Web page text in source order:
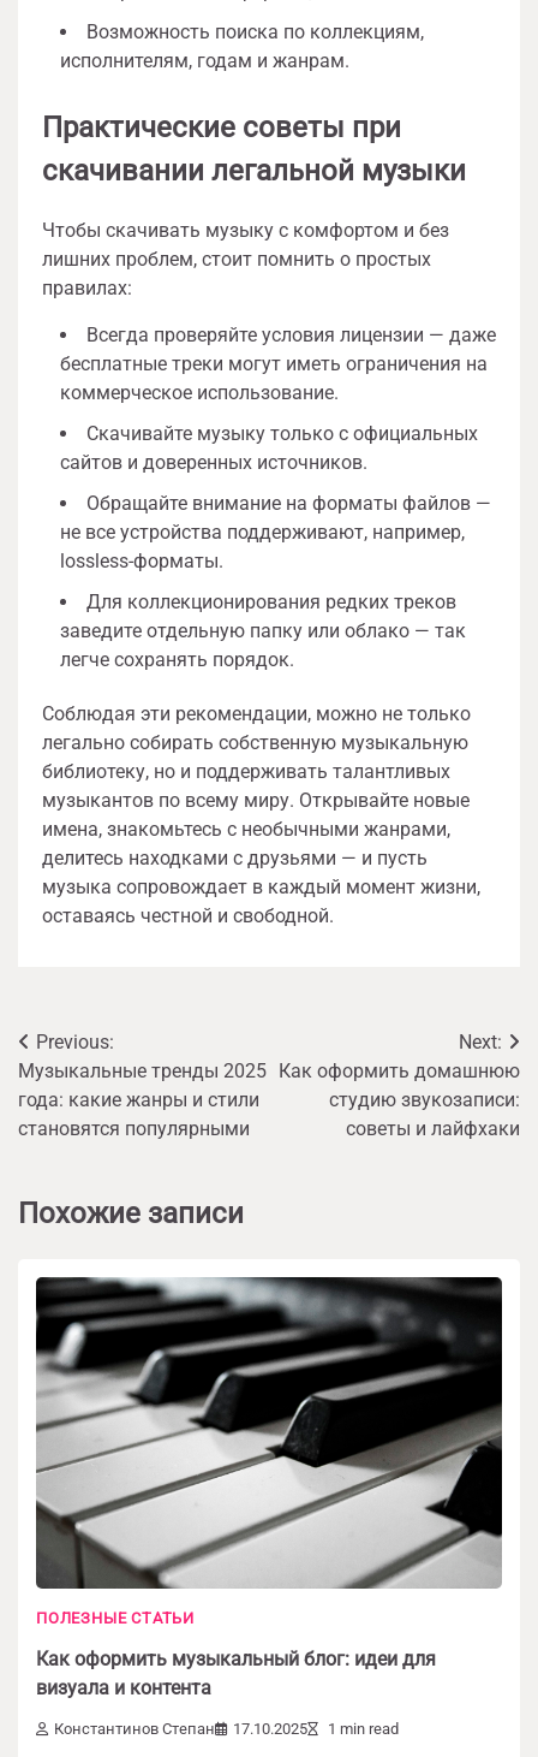
Возможность поиска по коллекциям,
исполнителям, годам и жанрам.
Практические советы при
скачивании легальной музыки
Чтобы скачивать музыку с комфортом и без
лишних проблем, стоит помнить о простых
правилах:
Всегда проверяйте условия лицензии — даже
бесплатные треки могут иметь ограничения на
коммерческое использование.
Скачивайте музыку только с официальных
сайтов и доверенных источников.
Обращайте внимание на форматы файлов —
не все устройства поддерживают, например,
lossless-форматы.
Для коллекционирования редких треков
заведите отдельную папку или облако — так
легче сохранять порядок.
Соблюдая эти рекомендации, можно не только
легально собирать собственную музыкальную
библиотеку, но и поддерживать талантливых
музыкантов по всему миру. Открывайте новые
имена, знакомьтесь с необычными жанрами,
делитесь находками с друзьями — и пусть
музыка сопровождает в каждый момент жизни,
оставаясь честной и свободной.
Навигация
по
записям
Previous:
Музыкальные тренды 2025
года: какие жанры и стили
становятся популярными
Next:
Как оформить домашнюю
студию звукозаписи:
советы и лайфхаки
Похожие записи
ПОЛЕЗНЫЕ СТАТЬИ
Как оформить музыкальный блог: идеи для
визуала и контента
Константинов Степан 17.10.2025
1 min read